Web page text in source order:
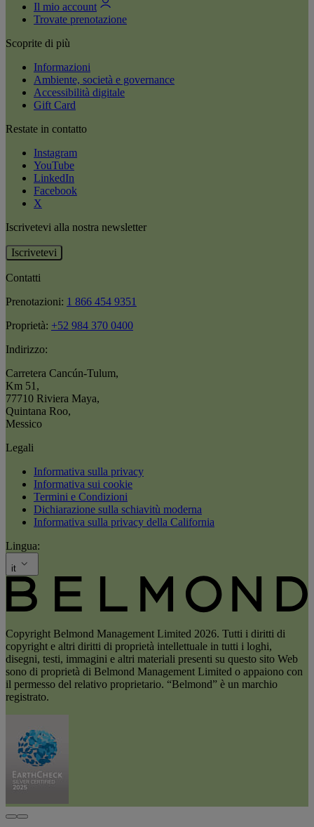
Il mio account
Trovate prenotazione
Scoprite di più
Informazioni
Ambiente, società e governance
Accessibilità digitale
Gift Card
Restate in contatto
Instagram
YouTube
LinkedIn
Facebook
X
Iscrivetevi alla nostra newsletter
Iscrivetevi
Contatti
Prenotazioni: 1 866 454 9351
Proprietà: +52 984 370 0400
Indirizzo:
Carretera Cancún-Tulum,
Km 51,
77710 Riviera Maya,
Quintana Roo,
Messico
Legali
Informativa sulla privacy
Informativa sui cookie
Termini e Condizioni
Dichiarazione sulla schiavitù moderna
Informativa sulla privacy della California
Lingua:
it
Copyright Belmond Management Limited 2026. Tutti i diritti di
copyright e altri diritti di proprietà intellettuale in tutti i loghi,
disegni, testi, immagini e altri materiali presenti su questo sito Web
sono di proprietà di Belmond Management Limited o appaiono con
il permesso del relativo proprietario. “Belmond” è un marchio
registrato.